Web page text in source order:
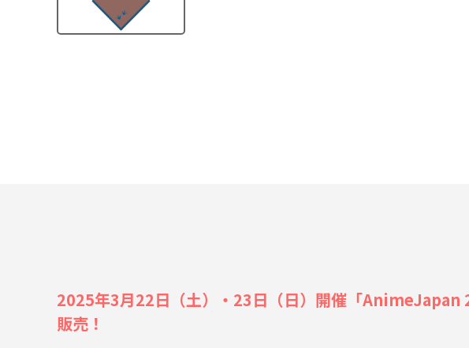
2025年3月22日（土）・23日（日）開催「AnimeJapan
販売！